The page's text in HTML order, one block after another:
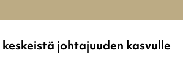
johtajuuden kasvulle